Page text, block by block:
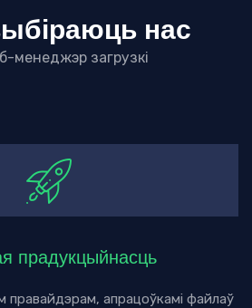
нас
менеджэр загрузкі
прадукцыйнасць
апрацоўкамі файлаў